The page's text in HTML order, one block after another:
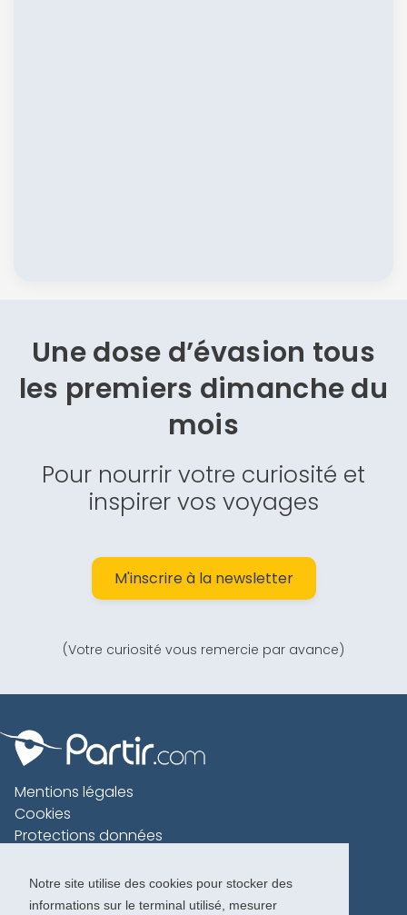
Notre site utilise des cookies pour stocker des
informations sur le terminal utilisé, mesurer
Une dose d’évasion tous
les premiers dimanche du
mois
Pour nourrir votre curiosité et
inspirer vos voyages
M'inscrire à la newsletter
(Votre curiosité vous remercie par avance)
Mentions légales
Cookies
Protections données
Charte voyageur